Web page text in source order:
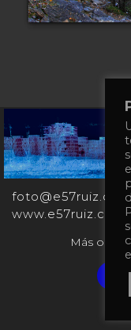
foto@e57ruiz.com
www.e57ruiz.com
Más obras